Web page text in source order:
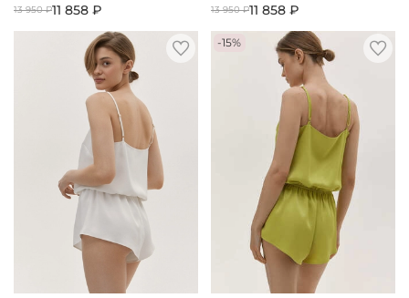
13 950 ₽11 858 ₽ 13 950 ₽11 858 ₽
-15%